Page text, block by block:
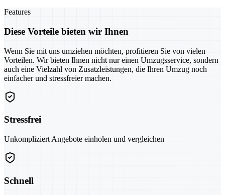
Features
Diese Vorteile bieten wir Ihnen
Wenn Sie mit uns umziehen möchten, profitieren Sie von vielen
Vorteilen. Wir bieten Ihnen nicht nur einen Umzugsservice, sondern
auch eine Vielzahl von Zusatzleistungen, die Ihren Umzug noch
einfacher und stressfreier machen.
Stressfrei
Unkompliziert Angebote einholen und vergleichen
Schnell